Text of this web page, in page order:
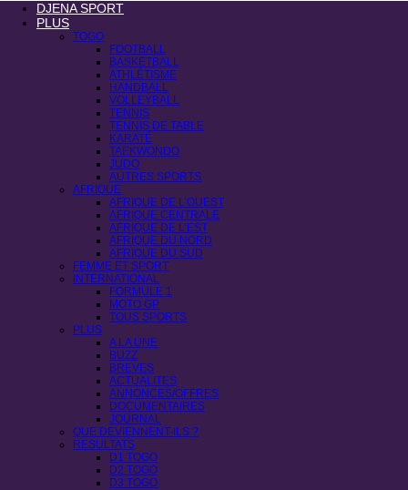
DJENA SPORT
PLUS
TOGO
FOOTBALL
BASKETBALL
ATHLÉTISME
HANDBALL
VOLLEYBALL
TENNIS
TENNIS DE TABLE
KARATÉ
TAEKWONDO
JUDO
AUTRES SPORTS
AFRIQUE
AFRIQUE DE L’OUEST
AFRIQUE CENTRALE
AFRIQUE DE L’EST
AFRIQUE DU NORD
AFRIQUE DU SUD
FEMME ET SPORT
INTERNATIONAL
FORMULE 1
MOTO GP
TOUS SPORTS
PLUS
A LA UNE
BUZZ
BREVES
ACTUALITES
ANNONCES/OFFRES
DOCUMENTAIRES
JOURNAL
QUE DEVIENNENT-ILS ?
RESULTATS
D1 TOGO
D2 TOGO
D3 TOGO